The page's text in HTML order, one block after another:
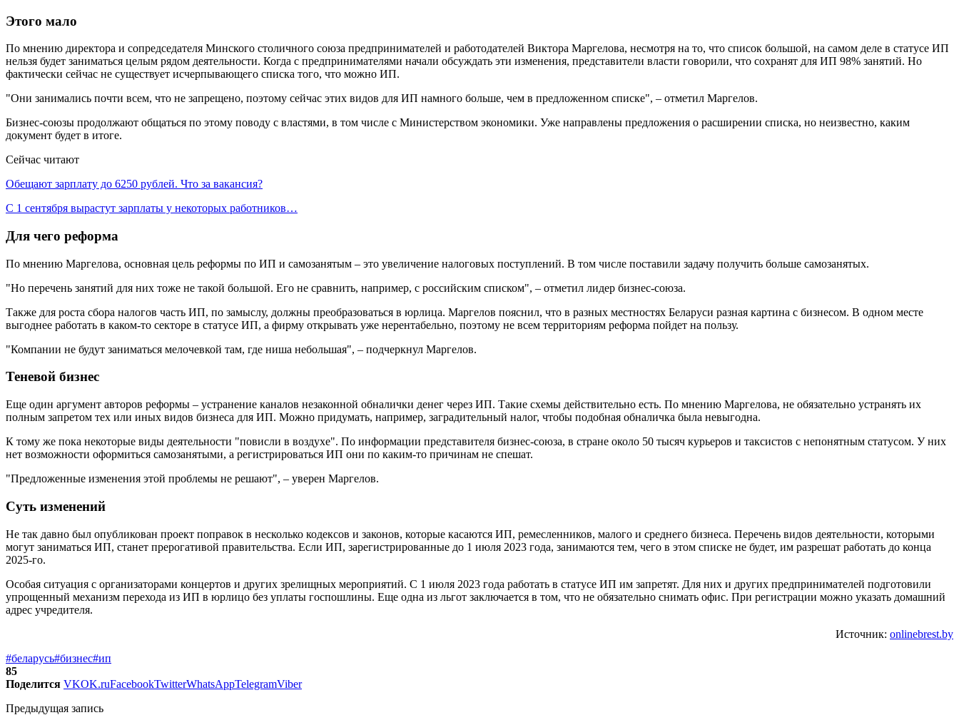
Этого мало
По мнению директора и сопредседателя Минского столичного союза предпринимателей и работодателей Виктора Маргелова, несмотря на то, что список большой, на самом деле в статусе ИП
нельзя будет заниматься целым рядом деятельности. Когда с предпринимателями начали обсуждать эти изменения, представители власти говорили, что сохранят для ИП 98% занятий. Но
фактически сейчас не существует исчерпывающего списка того, что можно ИП.
"Они занимались почти всем, что не запрещено, поэтому сейчас этих видов для ИП намного больше, чем в предложенном списке", – отметил Маргелов.
Бизнес-союзы продолжают общаться по этому поводу с властями, в том числе с Министерством экономики. Уже направлены предложения о расширении списка, но неизвестно, каким
документ будет в итоге.
Сейчас читают
Обещают зарплату до 6250 рублей. Что за вакансия?
С 1 сентября вырастут зарплаты у некоторых работников…
Для чего реформа
По мнению Маргелова, основная цель реформы по ИП и самозанятым – это увеличение налоговых поступлений. В том числе поставили задачу получить больше самозанятых.
"Но перечень занятий для них тоже не такой большой. Его не сравнить, например, с российским списком", – отметил лидер бизнес-союза.
Также для роста сбора налогов часть ИП, по замыслу, должны преобразоваться в юрлица. Маргелов пояснил, что в разных местностях Беларуси разная картина с бизнесом. В одном месте
выгоднее работать в каком-то секторе в статусе ИП, а фирму открывать уже нерентабельно, поэтому не всем территориям реформа пойдет на пользу.
"Компании не будут заниматься мелочевкой там, где ниша небольшая", – подчеркнул Маргелов.
Теневой бизнес
Еще один аргумент авторов реформы – устранение каналов незаконной обналички денег через ИП. Такие схемы действительно есть. По мнению Маргелова, не обязательно устранять их
полным запретом тех или иных видов бизнеса для ИП. Можно придумать, например, заградительный налог, чтобы подобная обналичка была невыгодна.
К тому же пока некоторые виды деятельности "повисли в воздухе". По информации представителя бизнес-союза, в стране около 50 тысяч курьеров и таксистов с непонятным статусом. У них
нет возможности оформиться самозанятыми, а регистрироваться ИП они по каким-то причинам не спешат.
"Предложенные изменения этой проблемы не решают", – уверен Маргелов.
Суть изменений
Не так давно был опубликован проект поправок в несколько кодексов и законов, которые касаются ИП, ремесленников, малого и среднего бизнеса. Перечень видов деятельности, которыми
могут заниматься ИП, станет прерогативой правительства. Если ИП, зарегистрированные до 1 июля 2023 года, занимаются тем, чего в этом списке не будет, им разрешат работать до конца
2025-го.
Особая ситуация с организаторами концертов и других зрелищных мероприятий. С 1 июля 2023 года работать в статусе ИП им запретят. Для них и других предпринимателей подготовили
упрощенный механизм перехода из ИП в юрлицо без уплаты госпошлины. Еще одна из льгот заключается в том, что не обязательно снимать офис. При регистрации можно указать домашний
адрес учредителя.
Источник: onlinebrest.by
#беларусь#бизнес#ип
85
Поделится VKOK.ruFacebookTwitterWhatsAppTelegramViber
Предыдущая запись